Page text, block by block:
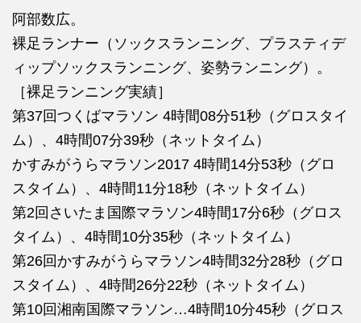
阿部数広。
裸足ランナー（ソックスランニング、プラスティデ
ィップソックスランニング、姿勢ランニング）。
［裸足ランニング実績］
第37回つくばマラソン 4時間08分51秒（グロスタイ
ム）、4時間07分39秒（ネットタイム）
かすみがうらマラソン2017 4時間14分53秒（グロ
スタイム）、4時間11分18秒（ネットタイム）
第2回さいたま国際マラソン4時間17分6秒（グロス
タイム）、4時間10分35秒（ネットタイム）
第26回かすみがうらマラソン4時間32分28秒（グロ
スタイム）、4時間26分22秒（ネットタイム）
第10回湘南国際マラソン…4時間10分45秒（グロス